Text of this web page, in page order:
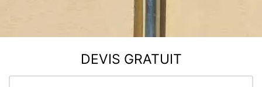
DEVIS GRATUIT